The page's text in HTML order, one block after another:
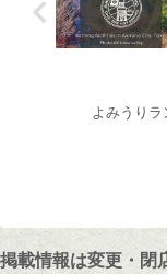
よみうりラ
掲載情報は変更・閉